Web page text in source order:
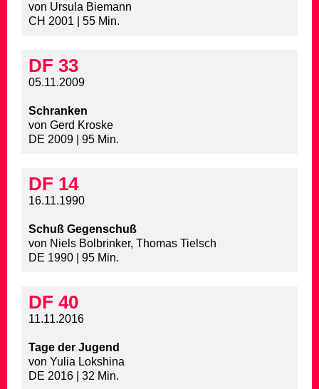
von Ursula Biemann
CH 2001 | 55 Min.
DF 33
05.11.2009
Schranken
von Gerd Kroske
DE 2009 | 95 Min.
DF 14
16.11.1990
Schuß Gegenschuß
von Niels Bolbrinker, Thomas Tielsch
DE 1990 | 95 Min.
DF 40
11.11.2016
Tage der Jugend
von Yulia Lokshina
DE 2016 | 32 Min.